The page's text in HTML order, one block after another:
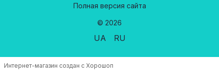
Полная версия сайта
© 2026
UA RU
Интернет-магазин создан с Хорошоп